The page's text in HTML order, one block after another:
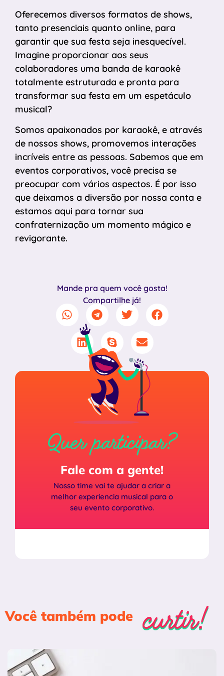
Oferecemos diversos formatos de shows,
tanto presenciais quanto online, para
garantir que sua festa seja inesquecível.
Imagine proporcionar aos seus
colaboradores uma banda de karaokê
totalmente estruturada e pronta para
transformar sua festa em um espetáculo
musical?
Somos apaixonados por karaokê, e através
de nossos shows, promovemos interações
incríveis entre as pessoas. Sabemos que em
eventos corporativos, você precisa se
preocupar com vários aspectos. É por isso
que deixamos a diversão por nossa conta e
estamos aqui para tornar sua
confraternização um momento mágico e
revigorante.
Mande pra quem você gosta!
Compartilhe já!
Quer participar?
Fale com a gente!
Nosso time vai te ajudar a criar a
melhor experiencia musical para o
seu evento corporativo.
Você também pode curtir!
curtir!